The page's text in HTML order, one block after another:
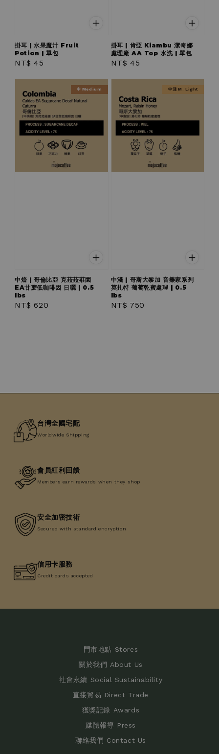
掛耳 | 水果魔汁 Fruit
Potion | 單包
Regular
NT$ 45
掛耳 | 肯亞 Kiambu 潔奇娜
處理廠 AA Top 水洗 | 單包
Regular
NT$ 45
中 Medium
中焙 | 哥倫比亞 克菈菈莊園
EA甘蔗低咖啡因 日曬 | 0.5
lbs
Regular
NT$ 620
中淺 M. Light
中淺 | 哥斯大黎加 音樂家系列
莫扎特 葡萄乾蜜處理 | 0.5
lbs
Regular
NT$ 750
台灣全國宅配
Worldwide Shipping
會員紅利回饋
Members earn rewards when they shop
安全加密技術
Secured with standard encryption
信用卡服務
Credit cards accepted
門市地點 Stores
關於我們 About Us
社會永續 Social Sustainability
直接貿易 Direct Trade
獲獎記錄 Awards
媒體報導 Press
聯絡我們 Contact Us